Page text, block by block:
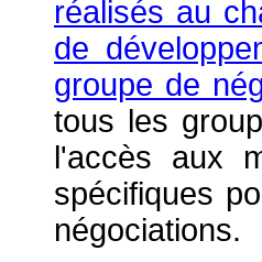
réalisés au
de
groupe de
tous les
l'accès aux
spécifiques
négociations.